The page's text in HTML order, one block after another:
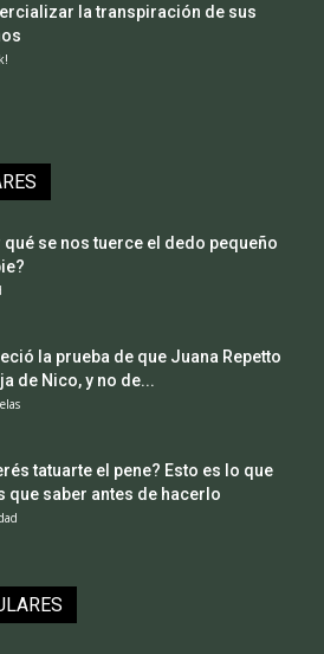
la transpiración de sus
qué se nos tuerce el dedo pequeño
la prueba de que Juana Repetto
de Nico, y no de...
tatuarte el pene? Esto es lo que
que saber antes de hacerlo